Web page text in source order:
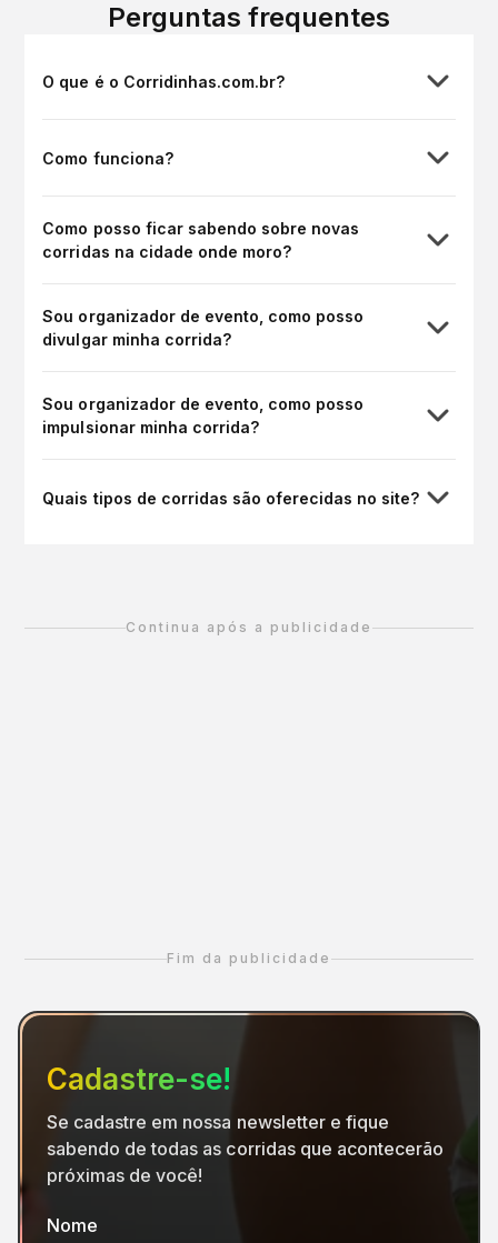
Perguntas frequentes
O que é o Corridinhas.com.br?
Como funciona?
Como posso ficar sabendo sobre novas
corridas na cidade onde moro?
Sou organizador de evento, como posso
divulgar minha corrida?
Sou organizador de evento, como posso
impulsionar minha corrida?
Quais tipos de corridas são oferecidas no site?
Continua após a publicidade
Fim da publicidade
Cadastre-se!
Se cadastre em nossa newsletter e fique
sabendo de todas as corridas que acontecerão
próximas de você!
Nome